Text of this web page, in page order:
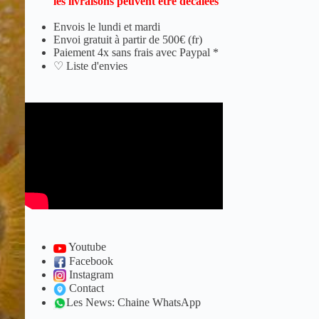
Envois le lundi et mardi
Envoi gratuit à partir de 500€ (fr)
Paiement 4x sans frais avec Paypal *
♡ Liste d'envies
Youtube
Facebook
Instagram
Contact
Les News: Chaine WhatsApp